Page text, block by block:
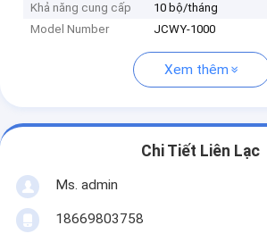
Khả năng cung cấp
10 bộ/tháng
Model Number
JCWY-1000
Xem thêm
Chi Tiết Liên Lạc
Ms. admin
18669803758